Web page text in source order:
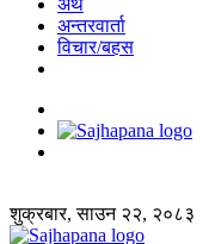
अर्थ
अन्तरवार्ता
विचार/बहस
शुक्रबार, साउन २२, २०८३